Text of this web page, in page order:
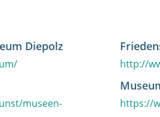
Diepolz
museen-
http://
https://